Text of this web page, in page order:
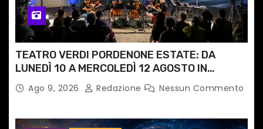
TEATRO VERDI PORDENONE ESTATE: DA
LUNEDÌ 10 A MERCOLEDÌ 12 AGOSTO IN
PIAZZETTA PESCHERIA TORNANO LE MUSIC
NIGHTS
Ago 9, 2026 Redazione Nessun Commento